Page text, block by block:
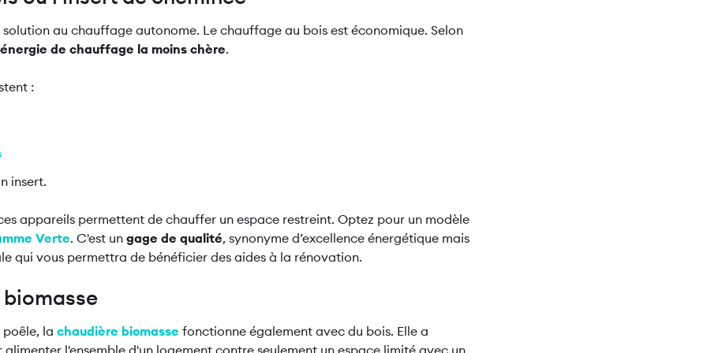
solution au chauffage autonome. Le chauffage au bois est économique. Selon
énergie de chauffage la moins chère.
:
insert.
appareils permettent de chauffer un espace restreint. Optez pour un modèle
Verte. C'est un gage de qualité, synonyme d’excellence énergétique mais
qui vous permettra de bénéficier des aides à la rénovation.
poêle, la chaudière biomasse fonctionne également avec du bois. Elle a
l'ensemble d'un logement contre seulement un espace limité avec un